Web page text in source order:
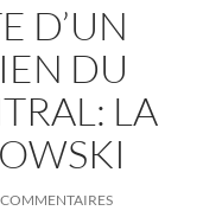
D’UN
DU
LA